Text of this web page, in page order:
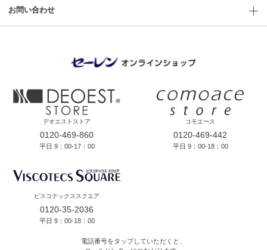
お問い合わせ
デオエストストア
0120-469-860
平日 9：00-17：00
コモエース
0120-469-442
平日 9：00-18：00
ビスコテックススクエア
0120-35-2036
平日 9：00-18：00
電話番号をタップしていただくと、